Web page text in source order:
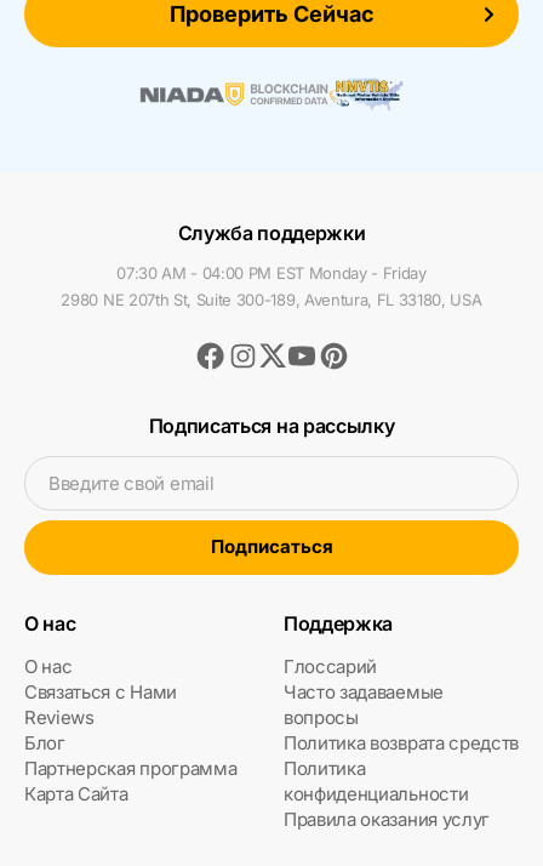
Проверить Сейчас
Служба поддержки
07:30 AM - 04:00 PM EST Monday - Friday
2980 NE 207th St, Suite 300-189, Aventura, FL 33180, USA
Facebook
Instagram
TwitterYoutubePinterest
Подписаться на рассылку
Введите свой email
Подписаться
О нас
О нас
Связаться с Нами
Reviews
Блог
Партнерская программа
Карта Сайта
Поддержка
Глоссарий
Часто задаваемые
вопросы
Политика возврата средств
Политика
конфиденциальности
Правила оказания услуг